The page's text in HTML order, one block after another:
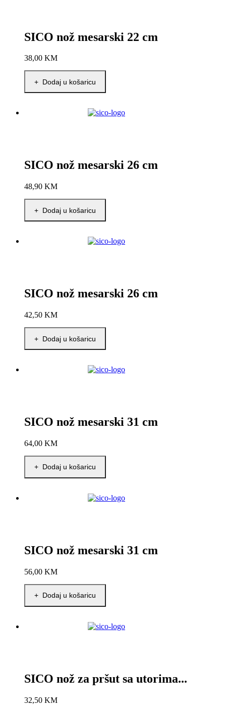
SICO nož mesarski 22 cm
38,00 KM
+ Dodaj u košaricu
SICO nož mesarski 26 cm
48,90 KM
+ Dodaj u košaricu
SICO nož mesarski 26 cm
42,50 KM
+ Dodaj u košaricu
SICO nož mesarski 31 cm
64,00 KM
+ Dodaj u košaricu
SICO nož mesarski 31 cm
56,00 KM
+ Dodaj u košaricu
SICO nož za pršut sa utorima...
32,50 KM